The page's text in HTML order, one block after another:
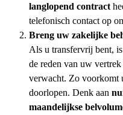
langlopend contract
telefonisch contact op
Breng uw zakelijke
Als u transfervrij bent,
de reden van uw
verwacht. Zo voorkomt
doorlopen. Denk aan
maandelijkse